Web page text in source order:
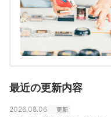
最近の更新内容
2026.08.06 更新